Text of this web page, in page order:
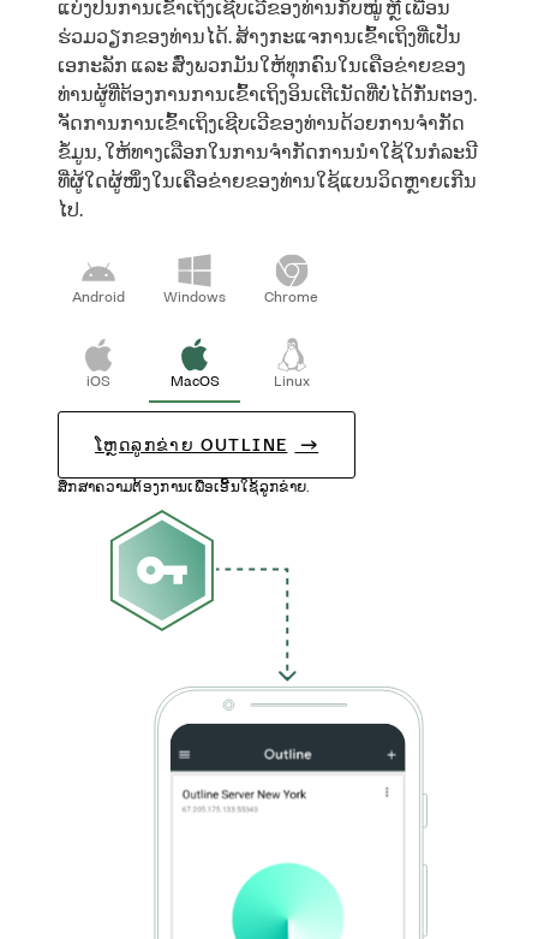
ແບ່ງປັນການເຂົ້າເຖິງເຊີບເວີຂອງທ່ານກັບໝູ່ ຫຼື ເພື່ອນ
ຮ່ວມວຽກຂອງທ່ານໄດ້. ສ້າງກະແຈການເຂົ້າເຖິງທີ່ເປັນ
ເອກະລັກ ແລະ ສົ່ງພວກມັນໃຫ້ທຸກຄົນໃນເຄືອຂ່າຍຂອງ
ທ່ານຜູ້ທີ່ຕ້ອງການການເຂົ້າເຖິງອິນເຕີເນັດທີ່ບໍ່ໄດ້ກັ່ນຕອງ.
ຈັດການການເຂົ້າເຖິງເຊີບເວີຂອງທ່ານດ້ວຍການຈໍາກັດ
ຂໍ້ມູນ, ໃຫ້ທາງເລືອກໃນການຈໍາກັດການນໍາໃຊ້ໃນກໍລະນີ
ທີ່ຜູ້ໃດຜູ້ໜຶ່ງໃນເຄືອຂ່າຍຂອງທ່ານໃຊ້ແບນວິດຫຼາຍເກີນ
ໄປ.
Android Windows Chrome
iOS MacOS Linux
ໂຫຼດລູກຂ່າຍ OUTLINE
ສຶກສາຄວາມຕ້ອງການເພື່ອເອີ້ນໃຊ້ລູກຂ່າຍ.